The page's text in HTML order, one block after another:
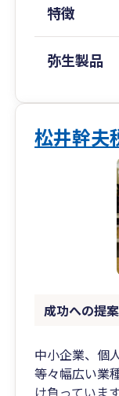
特徴
弥生製品
松井幹夫
成功への提
中小企業、個
等々幅広い業
け負っていま